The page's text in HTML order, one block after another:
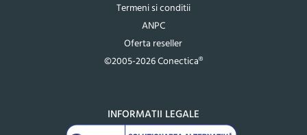
Termeni si conditii
ANPC
Oferta reseller
©2005-2026 Conectica®
INFORMATII LEGALE